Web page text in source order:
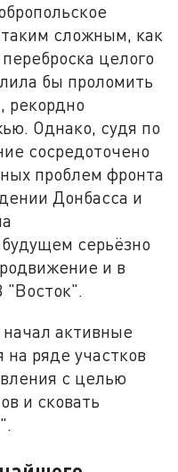
сложным, как
целого
бы проломить
рекордно
Однако, судя по
сосредоточено
проблем фронта
Донбасса и
серьёзно
и в
"Восток".
активные
ряде участков
с целью
и сковать